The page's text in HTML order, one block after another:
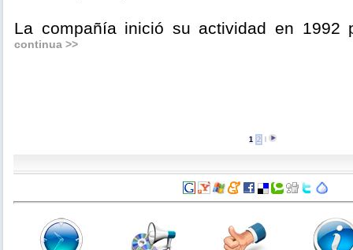
La compañía inició su actividad en 1992
continua >>
1 2